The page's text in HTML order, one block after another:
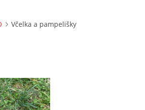
Včelka a pampelišky